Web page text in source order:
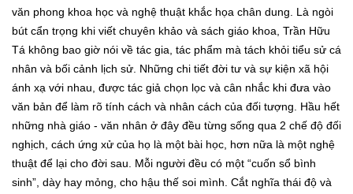
văn phong khoa học và nghệ thuật khắc họa chân dung. Là ngòi
bút cẩn trọng khi viết chuyên khảo và sách giáo khoa, Trần Hữu
Tá không bao giờ nói về tác gia, tác phẩm mà tách khỏi tiểu sử cá
nhân và bối cảnh lịch sử. Những chi tiết đời tư và sự kiện xã hội
ánh xạ với nhau, được tác giả chọn lọc và cân nhắc khi đưa vào
văn bản để làm rõ tính cách và nhân cách của đối tượng. Hầu hết
những nhà giáo - văn nhân ở đây đều từng sống qua 2 chế độ đối
nghịch, cách ứng xử của họ là một bài học, hơn nữa là một nghệ
thuật để lại cho đời sau. Mỗi người đều có một “cuốn sổ bình
sinh”, dày hay mỏng, cho hậu thế soi mình. Cắt nghĩa thái độ và